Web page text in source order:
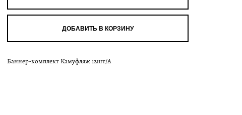
ДОБАВИТЬ В КОРЗИНУ
Баннер-комплект Камуфляж 12шт/А